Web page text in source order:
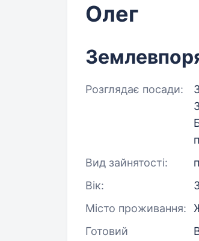
Олег
Розглядає посади:
Вид зайнятості:
Вік:
Місто проживання:
Готовий